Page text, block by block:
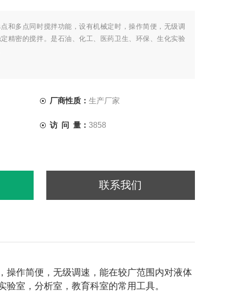
和多点同时搅拌功能，设有机械定时，操作简便，无级调
精密的搅拌。是石油、化工、医药卫生、环保、生化实验
厂商性质： 生产厂家
访 问 量： 3858
联系我们
操作简便，无级调速，能在较广范围内对液体
室，分析室，教育科室的常用工具。